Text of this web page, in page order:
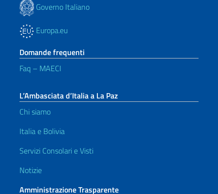
Governo Italiano
Europa.eu
Domande frequenti
Faq – MAECI
L’Ambasciata d’Italia a La Paz
Chi siamo
Italia e Bolivia
Servizi Consolari e Visti
Notizie
Amministrazione Trasparente